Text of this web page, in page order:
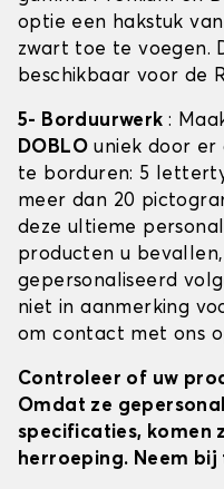
optie een hakstuk
zwart toe te voegen.
beschikbaar voor de
5- Borduurwerk :
DOBLO uniek door er
te borduren: 5
meer dan 20
deze ultieme
producten u
gepersonaliseerd
niet in aanmerking
om contact met ons
Controleer of uw
Omdat ze
specificaties, komen
herroeping. Neem